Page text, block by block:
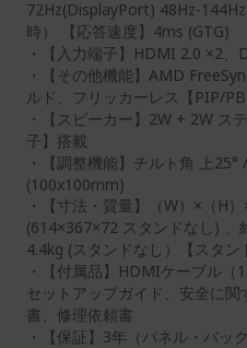
72Hz(DisplayPort) 48Hz-
時） 【応答速度】4ms (GTG)
・【入力端子】HDMI 2.0 ×2、
・【その他機能】AMD
ルド、フリッカーレス【PIP/
・【スピーカー】2W + 2W ス
子】搭載
・【調整機能】チルト角 上25°
(100x100mm)
・【寸法・質量】（W）×（
(614×367×72 スタンドなし) 、
4.4kg (スタンドなし）【スタ
・【付属品】HDMIケーブル（
セットアップガイド、安全に
書、修理依頼書
・【保証】3年（パネル・バッ